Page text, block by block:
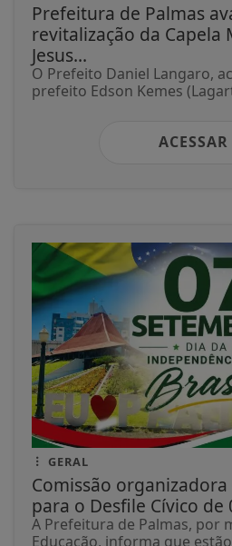
Prefeitura de Palmas
revitalização da Capela
Jesus...
O Prefeito Daniel Langaro,
prefeito Edson Kemes
ACESSAR
GERAL
Comissão
para o Desfile Cívico de
A Prefeitura de Palmas, por
Educação, informa que